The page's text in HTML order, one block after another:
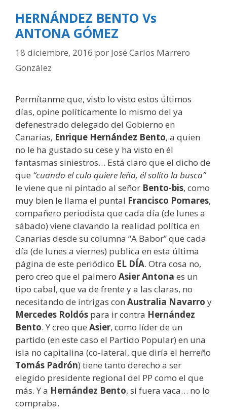
HERNÁNDEZ BENTO Vs
ANTONA GÓMEZ
18 diciembre, 2016 por José Carlos Marrero
González
Permítanme que, visto lo visto estos últimos
días, opine políticamente lo mismo del ya
defenestrado delegado del Gobierno en
Canarias, Enrique Hernández Bento, a quien
no le ha gustado su cese y ha visto en él
fantasmas siniestros… Está claro que el dicho de
que “cuando el culo quiere leña, él solito la busca”
le viene que ni pintado al señor Bento-bis, como
muy bien le llama el puntal Francisco Pomares,
compañero periodista que cada día (de lunes a
sábado) viene clavando la realidad política en
Canarias desde su columna “A Babor” que cada
día (de lunes a viernes) publica en esta última
página de este periódico EL DÍA. Otra cosa no,
pero creo que el palmero Asier Antona es un
tipo cabal, que va de frente y a las claras, no
necesitando de intrigas con Australia Navarro y
Mercedes Roldós para ir contra Hernández
Bento. Y creo que Asier, como líder de un
partido (en este caso el Partido Popular) en una
isla no capitalina (co-lateral, que diría el herreño
Tomás Padrón) tiene tanto derecho a ser
elegido presidente regional del PP como el que
más. Y a Hernández Bento, si fuera vaca… no lo
compraba.